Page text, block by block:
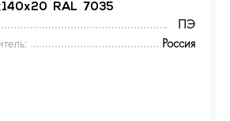
RAL 7035
ПЭ
Россия